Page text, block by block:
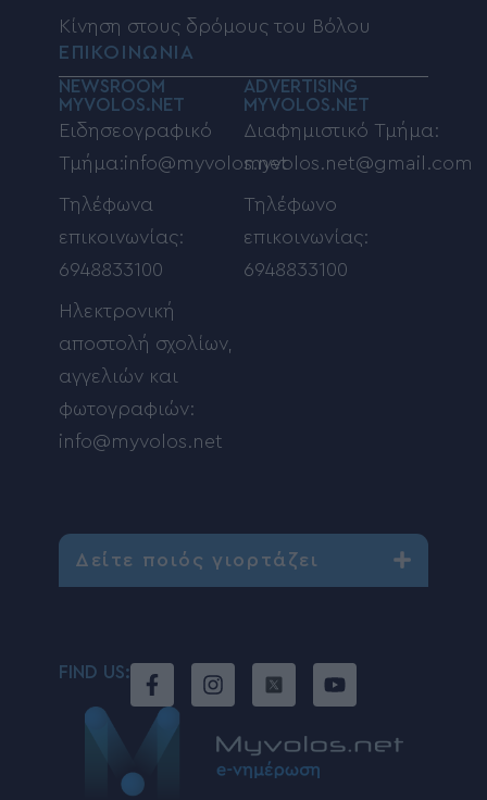
Κίνηση στους δρόμους του Βόλου
ΕΠΙΚΟΙΝΩΝΙΑ
NEWSROOM
MYVOLOS.NET
Ειδησεογραφικό
Τμήμα:info@myvolos.net
Τηλέφωνα
επικοινωνίας:
6948833100
Ηλεκτρονική
αποστολή σχολίων,
αγγελιών και
φωτογραφιών:
info@myvolos.net
ADVERTISING
MYVOLOS.NET
Διαφημιστικό Τμήμα:
myvolos.net@gmail.com
Τηλέφωνο
επικοινωνίας:
6948833100
Δείτε ποιός γιορτάζει
FIND US: